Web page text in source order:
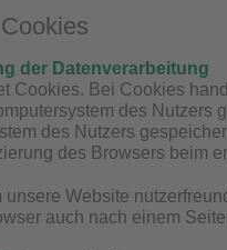
der Datenverarbeitung
Cookies. Bei Cookies
des
des Nutzers
des Browsers beim
Website
auch nach einem